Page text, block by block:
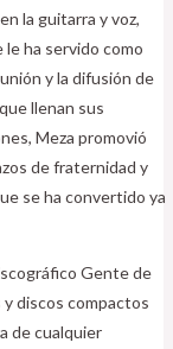
la guitarra y voz,
ha servido como
y la difusión de
llenan sus
Meza promovió
de fraternidad y
se ha convertido ya
Gente de
discos compactos
de cualquier